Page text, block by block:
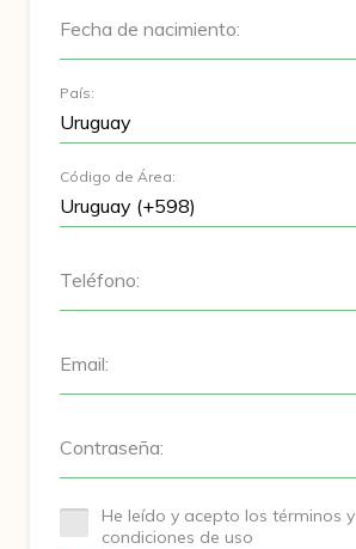
Fecha de nacimiento:
País:
Código de Área:
Teléfono:
Email:
Contraseña:
He leído y acepto los términos y
condiciones de uso